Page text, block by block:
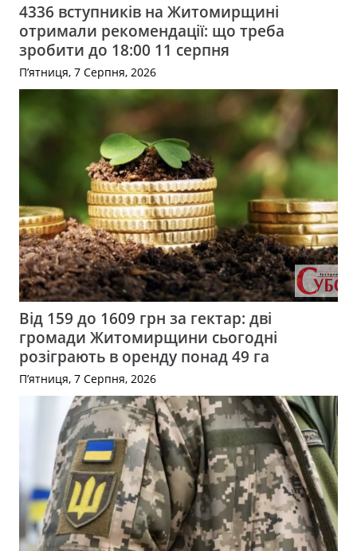
4336 вступників на Житомирщині
отримали рекомендації: що треба
зробити до 18:00 11 серпня
П’ятниця, 7 Серпня, 2026
Від 159 до 1609 грн за гектар: дві
громади Житомирщини сьогодні
розіграють в оренду понад 49 га
П’ятниця, 7 Серпня, 2026